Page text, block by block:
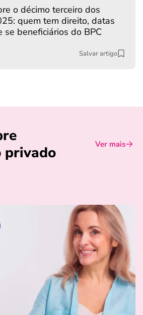
o décimo terceiro dos
quem tem direito, datas
se beneficiários do BPC
Salvar artigo
privado
Ver mais